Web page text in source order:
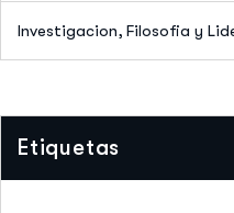
Investigacion, Filosofia y
Etiquetas